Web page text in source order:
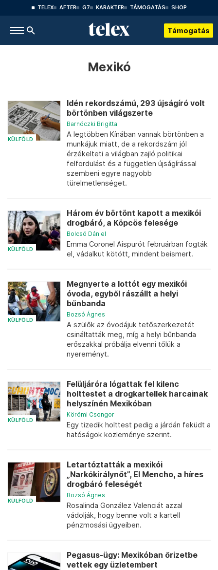
TELEX AFTER G7 KARAKTER TÁMOGATÁS SHOP
Támogatás
Mexikó
KÜLFÖLD
Idén rekordszámú, 293 újságíró volt
börtönben világszerte
Barnóczki Brigitta
A legtöbben Kínában vannak börtönben a
munkájuk miatt, de a rekordszám jól
érzékelteti a világban zajló politikai
felfordulást és a független újságírással
szembeni egyre nagyobb
türelmetlenséget.
KÜLFÖLD
Három év börtönt kapott a mexikói
drogbáró, a Köpcös felesége
Bolcsó Dániel
Emma Coronel Aispurót februárban fogták
el, vádalkut kötött, mindent beismert.
KÜLFÖLD
Megnyerte a lottót egy mexikói
óvoda, egyből rászállt a helyi
bűnbanda
Bozsó Ágnes
A szülők az óvodájuk tetőszerkezetét
csináltatták meg, míg a helyi bűnbanda
erőszakkal próbálja elvenni tőlük a
nyereményt.
KÜLFÖLD
Felüljáróra lógattak fel kilenc
holttestet a drogkartellek harcainak
helyszínén Mexikóban
Körömi Csongor
Egy tizedik holttest pedig a járdán feküdt a
hatóságok közleménye szerint.
KÜLFÖLD
Letartóztatták a mexikói
„Narkókirálynőt”, El Mencho, a híres
drogbáró feleségét
Bozsó Ágnes
Rosalinda González Valenciát azzal
vádolják, hogy benne volt a kartell
pénzmosási ügyeiben.
Pegasus-ügy: Mexikóban őrizetbe
vettek egy üzletembert